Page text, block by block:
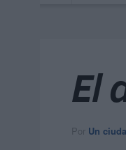
El
Por Un